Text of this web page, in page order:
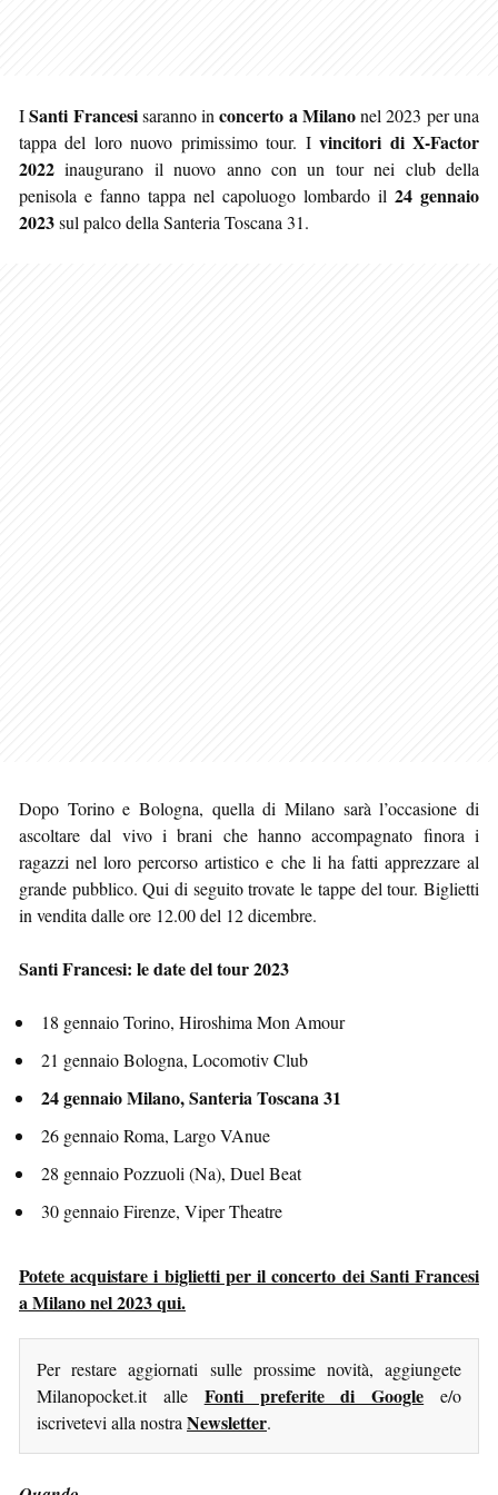
ISanti Francesisaranno inconcerto a Milanonel 2023 per una
tappa del loro nuovo primissimo tour. Ivincitori di X-Factor
2022 inaugurano il nuovo anno con un tour nei club della
penisola e fanno tappa nel capoluogo lombardo il 24 gennaio
2023sul palco della Santeria Toscana 31.
Dopo Torino e Bologna, quella di Milano sarà l’occasione di
ascoltare dal vivo i brani che hanno accompagnato finora i
ragazzi nel loro percorso artistico e che li ha fatti apprezzare al
grande pubblico. Qui di seguito trovate le tappe del tour. Biglietti
in vendita dalle ore 12.00 del 12 dicembre.
Santi Francesi: le date del tour 2023
18 gennaio Torino, Hiroshima Mon Amour
21 gennaio Bologna, Locomotiv Club
24 gennaio Milano, Santeria Toscana 31
26 gennaio Roma, Largo VAnue
28 gennaio Pozzuoli (Na), Duel Beat
30 gennaio Firenze, Viper Theatre
Potete acquistare i biglietti per il concerto dei Santi Francesi
a Milano nel 2023 qui.
Per restare aggiornati sulle prossime novità, aggiungete
Milanopocket.it alle Fonti preferite di Google e/o
iscrivetevi alla nostra Newsletter.